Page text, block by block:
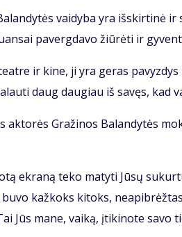
vai­dy­ba yra iš­skir­ti­nė
pa­verg­da­vo žiū­rė­ti ir
ir ki­ne, ji yra ge­ras
daug dau­giau iš sa­vęs, kad
ak­to­rės Gra­ži­nos Ba­lan­dy­tės
ek­ra­ną te­ko ma­ty­ti Jū­sų
kaž­koks ki­toks,
Jūs ma­ne, vai­ką, įti­ki­no­te sa­vo